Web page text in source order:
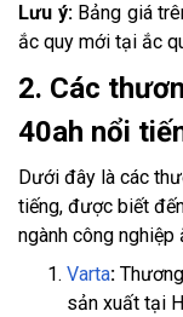
Lưu ý: Bảng giá
ắc quy mới tại ắc
2. Các
40ah nổi
Dưới đây là các
tiếng, được biết
ngành công nghiệp
Varta:
sản xuất tại